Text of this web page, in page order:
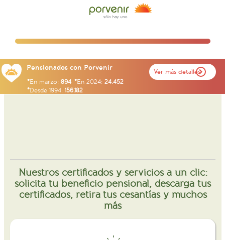
Pensionados con Porvenir
En marzo: 894 En 2024: 24.452
Desde 1994: 156.182
Ver más detalles
Nuestros certificados y servicios a un clic:
solicita tu beneficio pensional, descarga tus
certificados, retira tus cesantías y muchos
más